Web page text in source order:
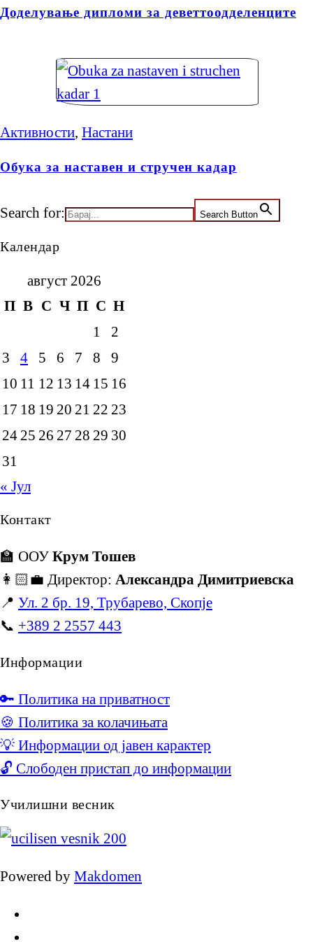
Доделување дипломи за деветтоодделенците
Активности, Настани
Обука за наставен и стручен кадар
Search for: Search Button
Календар
август 2026
П В С Ч П С Н
1
2
3
4 5 6 7 8
9
10 11 12 13 14 15 16
17 18 19 20 21 22 23
24 25 26 27 28 29 30
31
« Јул
Контакт
🏫 ООУ Крум Тошев
👩🏻‍💼 Директор: Александра Димитриевска
📍 Ул. 2 бр. 19, Трубарево, Скопје
📞 +389 2 2557 443
Информации
🔑 Политика на приватност
🍪 Политика за колачињата
💡 Информации од јавен карактер
🔓 Слободен пристап до информации
Училишни весник
Powered by Makdomen